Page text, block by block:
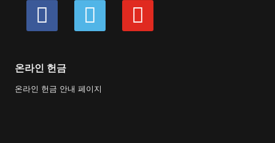
facebook vimeo youtube
온라인 헌금
온라인 헌금 안내 페이지